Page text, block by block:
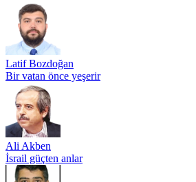
Latif Bozdoğan
Bir vatan önce yeşerir
Ali Akben
İsrail güçten anlar